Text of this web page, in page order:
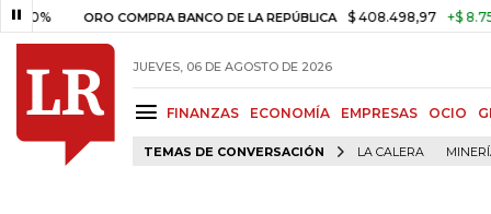
ORO COMPRA BANCO DE LA REPÚBLICA $ 408.498,97 +$ 8.753,81
JUEVES, 06 DE AGOSTO DE 2026
FINANZAS ECONOMÍA EMPRESAS OCIO
TEMAS DE CONVERSACIÓN LA CALERA